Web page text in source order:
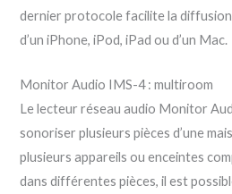
dernier protocole facilite la
d’un iPhone, iPod, iPad ou d’un Mac.
Monitor Audio IMS-4 : multiroom
Le lecteur réseau audio Monitor
sonoriser plusieurs pièces d’une
plusieurs appareils ou enceintes
dans différentes pièces, il est